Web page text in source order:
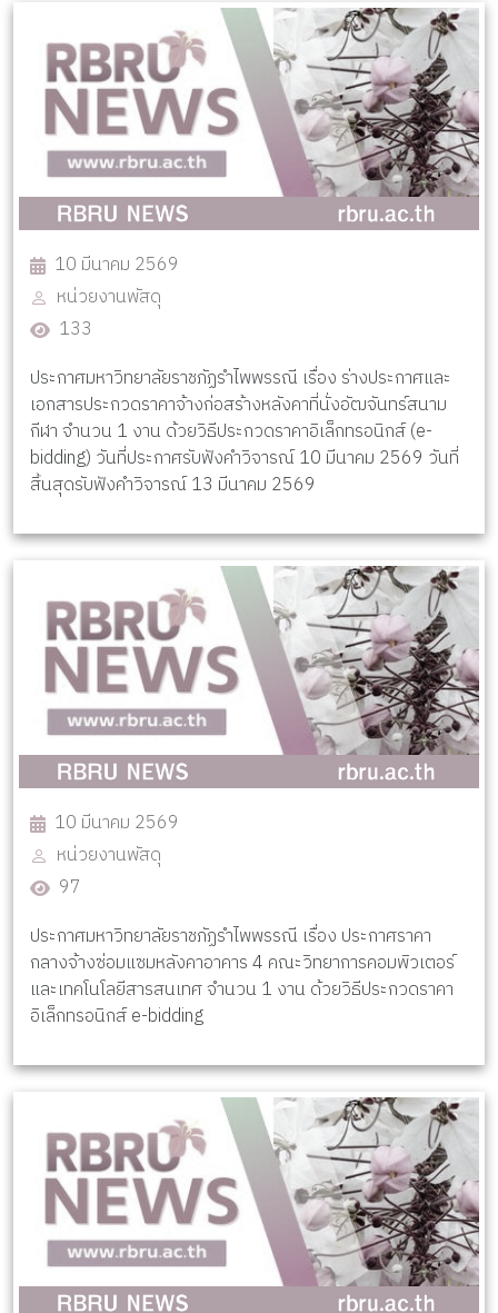
10 มีนาคม 2569
หน่วยงานพัสดุ
133
ประกาศมหาวิทยาลัยราชภัฏรำไพพรรณี เรื่อง ร่างประกาศและ
เอกสารประกวดราคาจ้างก่อสร้างหลังคาที่นั่งอัฒจันทร์สนาม
กีฬา จำนวน 1 งาน ด้วยวิธีประกวดราคาอิเล็กทรอนิกส์ (e-
bidding) วันที่ประกาศรับฟังคำวิจารณ์ 10 มีนาคม 2569 วันที่
สิ้นสุดรับฟังคำวิจารณ์ 13 มีนาคม 2569
10 มีนาคม 2569
หน่วยงานพัสดุ
97
ประกาศมหาวิทยาลัยราชภัฏรำไพพรรณี เรื่อง ประกาศราคา
กลางจ้างซ่อมแซมหลังคาอาคาร 4 คณะวิทยาการคอมพิวเตอร์
และเทคโนโลยีสารสนเทศ จำนวน 1 งาน ด้วยวิธีประกวดราคา
อิเล็กทรอนิกส์ e-bidding